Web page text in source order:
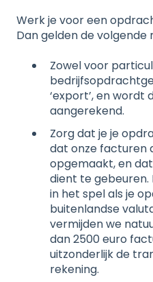
Werk je voor een
Dan gelden de volgende
Zowel voor
‘export’, en wordt
aangerekend.
Zorg dat je je
dat onze facturen
opgemaakt, en
dient te gebeuren.
in het spel als je
buitenlandse
vermijden we
dan 2500 euro
uitzonderlijk de
rekening.